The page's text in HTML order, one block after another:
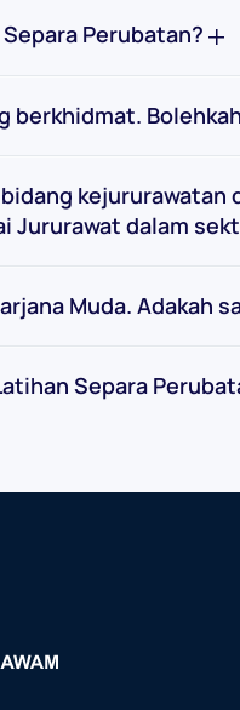
Perubatan?
berkhidmat.
Jururawat dalam
Muda. Adakah
Separa